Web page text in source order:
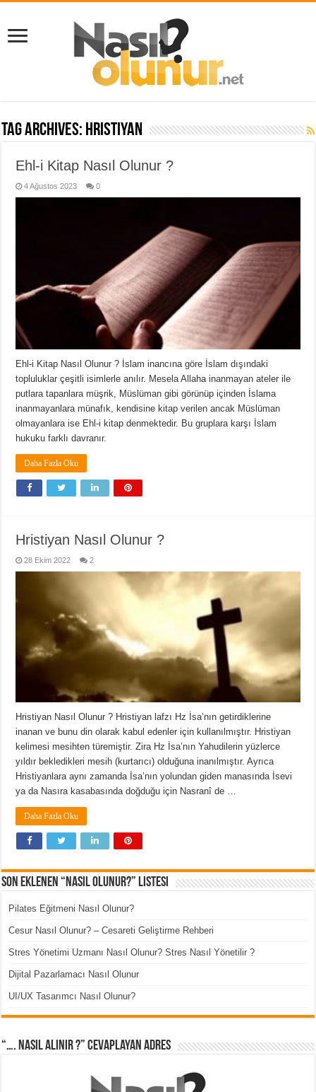
Tag Archives: hristiyan
Ehl-i Kitap Nasıl Olunur ?
4 Ağustos 2023 0
Ehl-i Kitap Nasıl Olunur ? İslam inancına göre İslam dışındaki
topluluklar çeşitli isimlerle anılır. Mesela Allaha inanmayan ateler ile
putlara tapanlara müşrik, Müslüman gibi görünüp içinden İslama
inanmayanlara münafık, kendisine kitap verilen ancak Müslüman
olmayanlara ise Ehl-i kitap denmektedir. Bu gruplara karşı İslam
hukuku farklı davranır.
Daha Fazla Oku
Hristiyan Nasıl Olunur ?
28 Ekim 2022 2
Hristiyan Nasıl Olunur ? Hristiyan lafzı Hz İsa’nın getirdiklerine
inanan ve bunu din olarak kabul edenler için kullanılmıştır. Hristiyan
kelimesi mesihten türemiştir. Zira Hz İsa’nın Yahudilerin yüzlerce
yıldır bekledikleri mesih (kurtarıcı) olduğuna inanılmıştır. Ayrıca
Hristiyanlara aynı zamanda İsa’nın yolundan giden manasında İsevi
ya da Nasıra kasabasında doğduğu için Nasranî de …
Daha Fazla Oku
Son Eklenen “Nasıl Olunur?” Listesi
Pilates Eğitmeni Nasıl Olunur?
Cesur Nasıl Olunur? – Cesareti Geliştirme Rehberi
Stres Yönetimi Uzmanı Nasıl Olunur? Stres Nasıl Yönetilir ?
Dijital Pazarlamacı Nasıl Olunur
UI/UX Tasarımcı Nasıl Olunur?
“…. Nasıl Alınır ?” cevaplayan adres